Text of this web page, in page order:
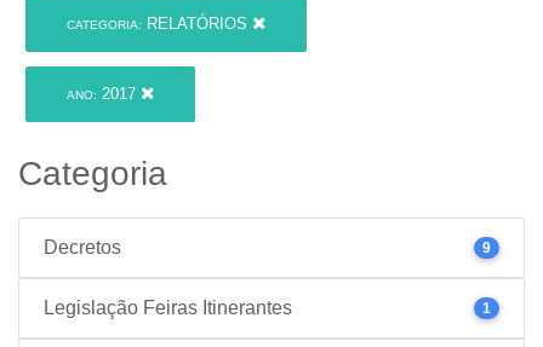
CATEGORIA: RELATÓRIOS
ANO: 2017
Categoria
Decretos 9
Legislação Feiras Itinerantes 1